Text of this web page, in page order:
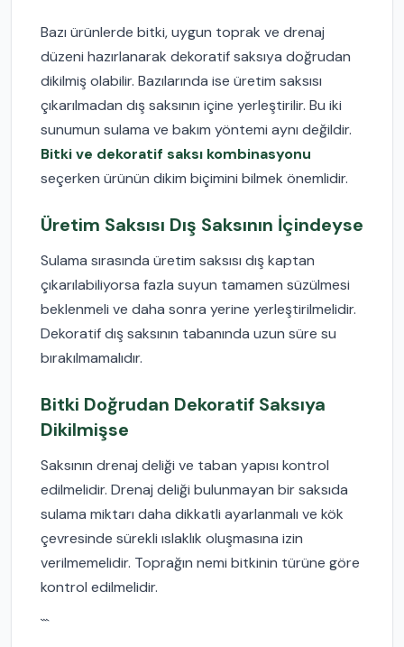
Bazı ürünlerde bitki, uygun toprak ve drenaj
düzeni hazırlanarak dekoratif saksıya doğrudan
dikilmiş olabilir. Bazılarında ise üretim saksısı
çıkarılmadan dış saksının içine yerleştirilir. Bu iki
sunumun sulama ve bakım yöntemi aynı değildir.
Bitki ve dekoratif saksı kombinasyonu
seçerken ürünün dikim biçimini bilmek önemlidir.
Üretim Saksısı Dış Saksının İçindeyse
Sulama sırasında üretim saksısı dış kaptan
çıkarılabiliyorsa fazla suyun tamamen süzülmesi
beklenmeli ve daha sonra yerine yerleştirilmelidir.
Dekoratif dış saksının tabanında uzun süre su
bırakılmamalıdır.
Bitki Doğrudan Dekoratif Saksıya
Dikilmişse
Saksının drenaj deliği ve taban yapısı kontrol
edilmelidir. Drenaj deliği bulunmayan bir saksıda
sulama miktarı daha dikkatli ayarlanmalı ve kök
çevresinde sürekli ıslaklık oluşmasına izin
verilmemelidir. Toprağın nemi bitkinin türüne göre
kontrol edilmelidir.
```